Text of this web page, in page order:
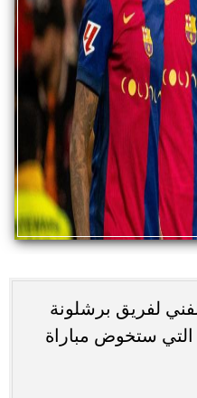
لفريق برشلونة
التي ستخوض مباراة